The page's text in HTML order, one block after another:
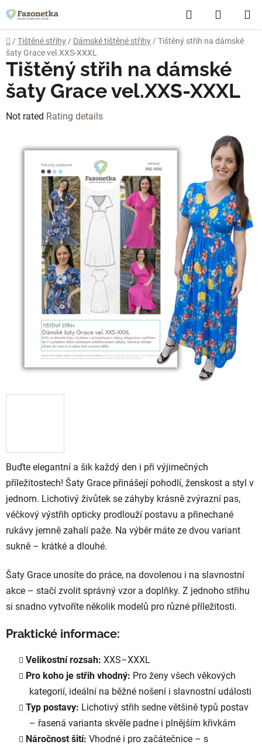
to
content
Search
CART
Home
/ Tištěné střihy / Dámské tištěné střihy / Tištěný střih na dámské
šaty Grace vel.XXS-XXXL
Buďte elegantní a šik každý den i při výjimečných
příležitostech! Šaty Grace přinášejí pohodlí, ženskost a styl v
jednom. Lichotivý živůtek se záhyby krásně zvýrazní pas,
véčkový výstřih opticky prodlouží postavu a přinechané
rukávy jemně zahalí paže. Na výběr máte ze dvou variant
sukně – krátké a dlouhé.
Šaty Grace unosíte do práce, na dovolenou i na slavnostní
akce – stačí zvolit správný vzor a doplňky. Z jednoho střihu
si snadno vytvoříte několik modelů pro různé příležitosti.
Praktické informace:
Velikostní rozsah: XXS–XXXL
Pro koho je střih vhodný: Pro ženy všech věkových
kategorií, ideální na běžné nošení i slavnostní události
Typ postavy: Lichotivý střih sedne většině typů postav
– řasená varianta skvěle padne i plnějším křivkám
Náročnost šití: Vhodné i pro začátečnice – s
Tištěný střih na dámské
šaty Grace vel.XXS-XXXL
The
product
Not rated Rating details